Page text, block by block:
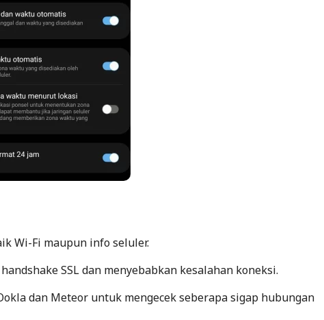
Wi-Fi maupun info seluler.
SSL dan menyebabkan kesalahan koneksi.
dan Meteor untuk mengecek seberapa sigap hubungan